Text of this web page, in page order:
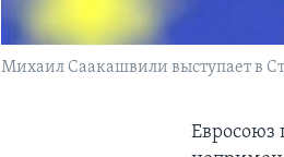
Михаил Саакашвили выступает в
Евросоюз